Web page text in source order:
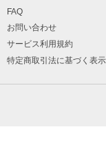
FAQ
お問い合わせ
サービス利用規約
特定商取引法に基づく表示